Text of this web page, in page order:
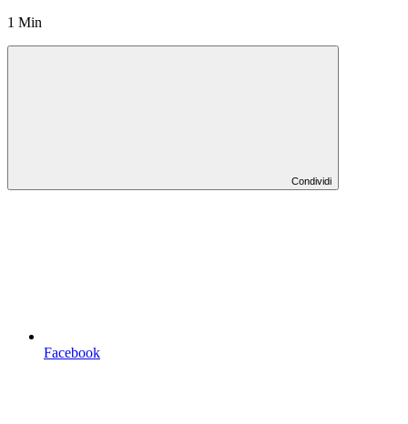
1 Min
Condividi
Facebook